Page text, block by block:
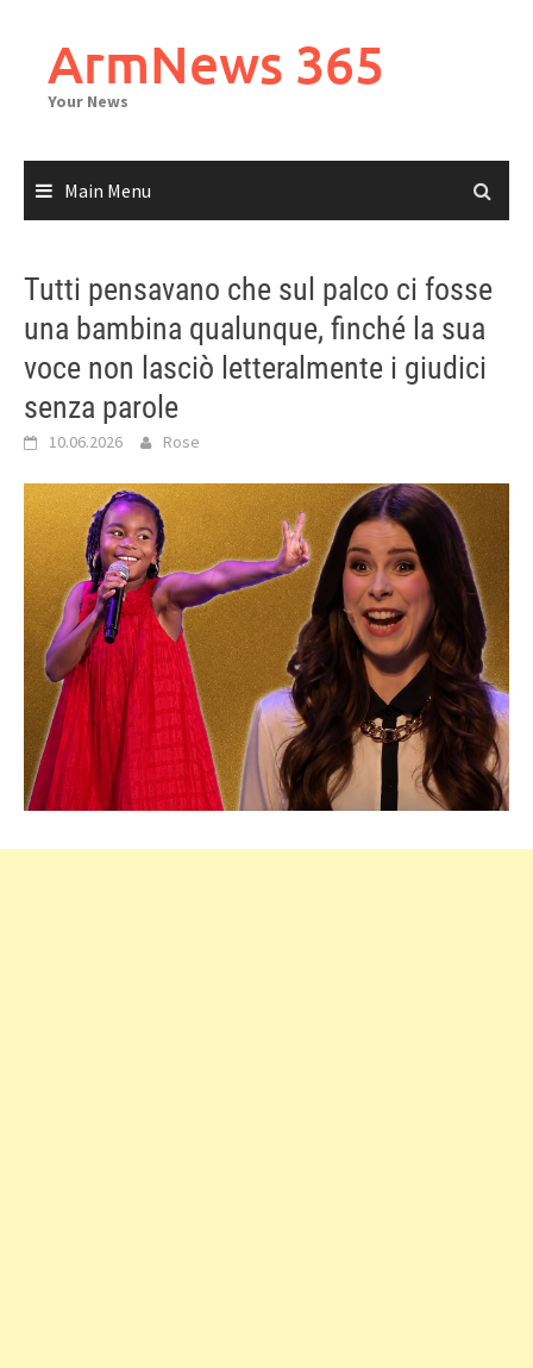
contentArmNews 365
Your News
Main Menu
Tutti pensavano che sul palco ci fosse
una bambina qualunque, finché la sua
voce non lasciò letteralmente i giudici
senza parole
10.06.2026 Rose